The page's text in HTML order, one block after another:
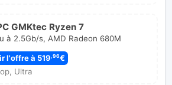
GMKtec Ryzen 7
à 2.5Gb/s, AMD Radeon 680M
l'offre à 519,96€
Ultra